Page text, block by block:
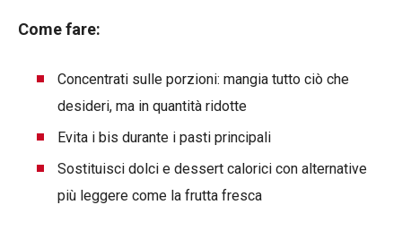
Come fare:
Concentrati sulle porzioni: mangia tutto ciò che
desideri, ma in quantità ridotte
Evita i bis durante i pasti principali
Sostituisci dolci e dessert calorici con alternative
più leggere come la frutta fresca